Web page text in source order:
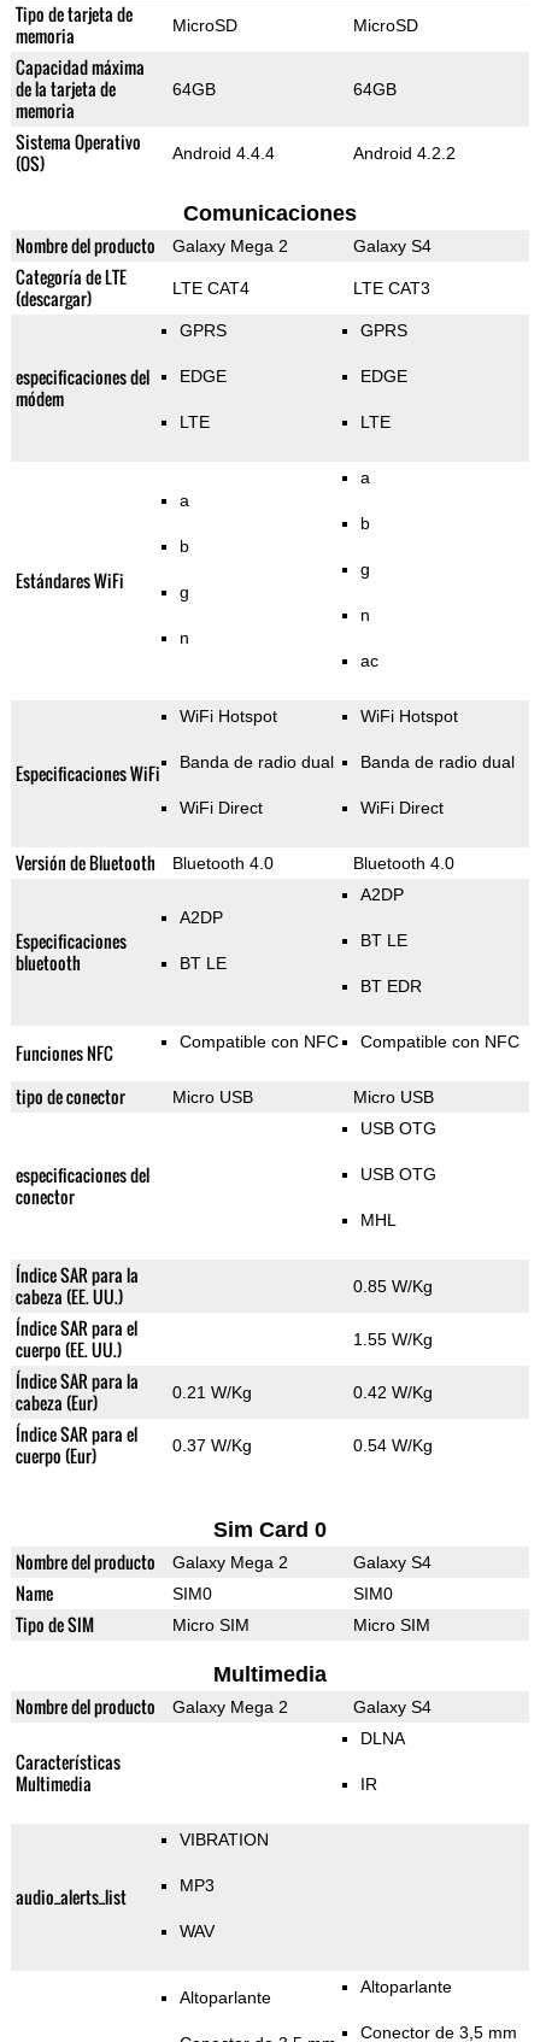
Tipo de tarjeta de
memoria
MicroSD MicroSD
Capacidad máxima
de la tarjeta de
memoria
64GB 64GB
Sistema Operativo
(OS)
Android 4.4.4 Android 4.2.2
Comunicaciones
Nombre del producto Galaxy Mega 2 Galaxy S4
Categoría de LTE
(descargar)
LTE CAT4 LTE CAT3
especificaciones del
módem
GPRS
EDGE
LTE
GPRS
EDGE
LTE
Estándares WiFi
a
b
g
n
a
b
g
n
ac
Especificaciones WiFi
WiFi Hotspot
Banda de radio dual
WiFi Direct
WiFi Hotspot
Banda de radio dual
WiFi Direct
Versión de Bluetooth Bluetooth 4.0 Bluetooth 4.0
Especificaciones
bluetooth
A2DP
BT LE
A2DP
BT LE
BT EDR
Funciones NFC Compatible con NFC Compatible con NFC
tipo de conector Micro USB Micro USB
especificaciones del
conector
USB OTG
USB OTG
MHL
Índice SAR para la
cabeza (EE. UU.)
0.85 W/Kg
Índice SAR para el
cuerpo (EE. UU.)
1.55 W/Kg
Índice SAR para la
cabeza (Eur)
0.21 W/Kg 0.42 W/Kg
Índice SAR para el
cuerpo (Eur)
0.37 W/Kg 0.54 W/Kg
Sim Card 0
Nombre del producto Galaxy Mega 2 Galaxy S4
Name SIM0 SIM0
Tipo de SIM Micro SIM Micro SIM
Multimedia
Nombre del producto Galaxy Mega 2 Galaxy S4
Características
Multimedia
DLNA
IR
audio_alerts_list
VIBRATION
MP3
WAV
Altoparlante
Altoparlante
Conector de 3,5 mm